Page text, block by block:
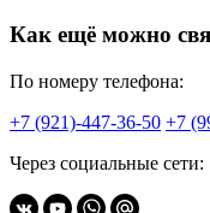
Как ещё можно
По номеру телефона:
+7 (921)-447-36-50 +7
Через социальные сети: